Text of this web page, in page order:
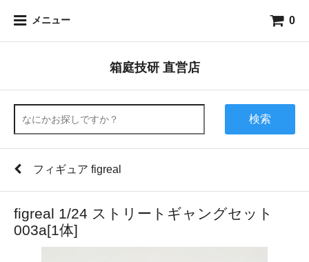
メニュー 0
箱庭技研 直営店
検索
フィギュア figreal
figreal 1/24 ストリートギャングセット
003a[1体]